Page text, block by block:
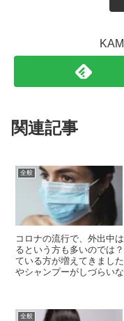
関連記事
全般
コロナの流行で、外出中
るという方も多いのでは
ている方が増えてきまし
やシャンプーがしづらい
全般